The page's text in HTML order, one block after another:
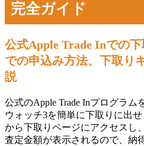
完全ガイド
公式Apple Trade Inでの
での申込み方法、下取り
説
公式のApple Trade Inプログラ
ウォッチ3を簡単に下取りに出
から下取りページにアクセスし
査定金額が表示されるので、納